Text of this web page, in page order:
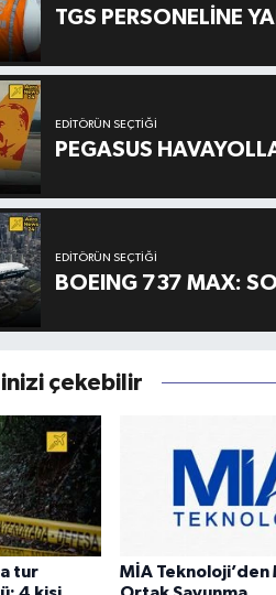
TGS PERSONELİNE
EDITÖRÜN SEÇTIĞI
PEGASUS
EDITÖRÜN SEÇTIĞI
BOEING 737 MAX:
çekebilir
tur
MİA Teknoloji’den